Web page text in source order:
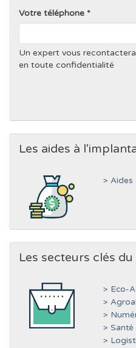
Votre téléphone
Un expert vous
en toute confidentialité
Les aides à
> Aides
Les secteurs clés
> Eco-
>
>
> Santé
>